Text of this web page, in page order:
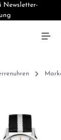
Newsletter-